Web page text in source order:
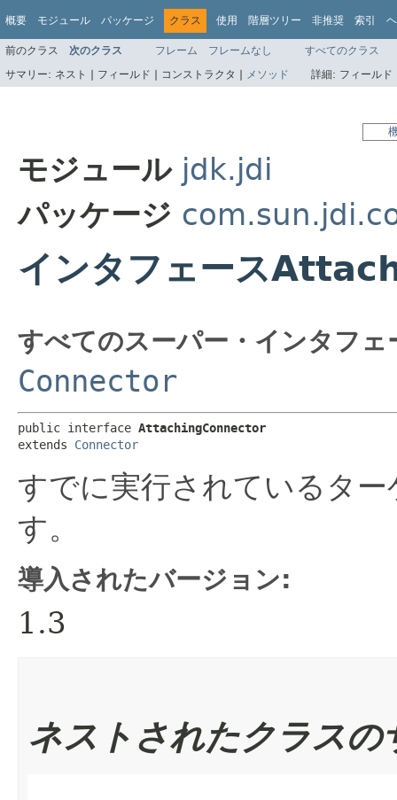
概要 モジュール パッケージ クラス 使用 階層ツリー 非推奨 索引
前のクラス 次のクラス フレーム フレームなし
すべてのクラス
サマリー: ネスト | フィールド | コンストラクタ | メソッド 詳細: フィール
モジュール jdk.jdi
パッケージ
インタフェース
すべてのスーパー・インタフェ
Connector
public interface AttachingConnector
extends Connector
すでに実行されているタ
す。
導入されたバージョン:
1.3
ネストされたクラスの